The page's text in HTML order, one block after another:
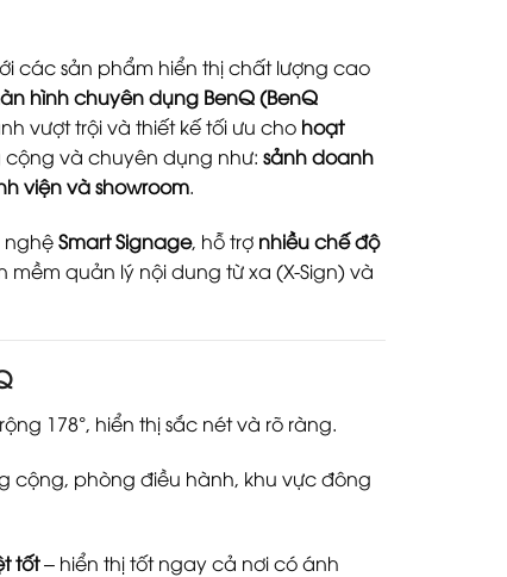
các sản phẩm hiển thị chất lượng cao
hình chuyên dụng BenQ (BenQ
vượt trội và thiết kế tối ưu cho hoạt
và chuyên dụng như: sảnh doanh
viện và showroom.
nghệSmart Signage, hỗ trợ nhiều chế độ
quản lý nội dung từ xa (X-Sign) và
178°, hiển thị sắc nét và rõ ràng.
cộng, phòng điều hành, khu vực đông
tốt– hiển thị tốt ngay cả nơi có ánh